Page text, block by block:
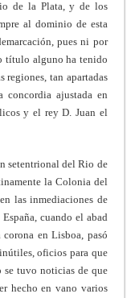
de la Plata, y de los
al dominio de esta
pues ni por
título alguno ha tenido
regiones, tan apartadas
concordia ajustada en
y el rey D. Juan el
setentrional del Rio de
la Colonia del
las inmediaciones de
cuando el abad
en Lisboa, pasó
oficios para que
se tuvo noticias de que
hecho en vano varios